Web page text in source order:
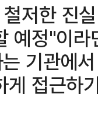
저한 진
예정"이
기관에
접근하